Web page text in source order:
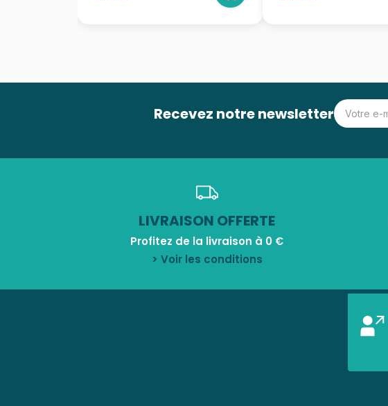
Recevez notre newsletter
LIVRAISON OFFERTE
Profitez de la livraison à 0 €
> Voir les conditions